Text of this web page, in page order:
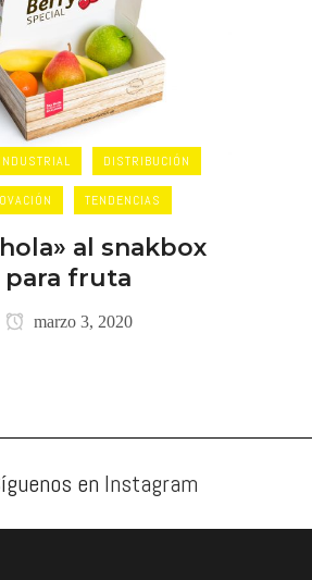
DISTRIBUCIÓN
TENDENCIAS
al snakbox
para fruta
marzo 3, 2020
en Instagram